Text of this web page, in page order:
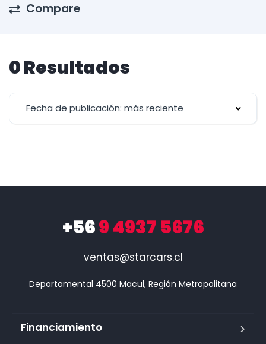
Compare
0 Resultados
Fecha de publicación: más reciente
+569 4937 5676
ventas@starcars.cl
Financiamiento